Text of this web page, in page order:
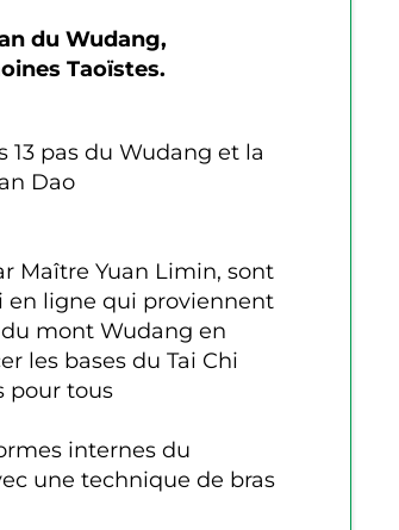
du Wudang,
Taoïstes.
13 pas du Wudang et la
Dao
Maître Yuan Limin, sont
en ligne qui proviennent
mont Wudang en
les bases du Tai Chi
pour tous
internes du
une technique de bras